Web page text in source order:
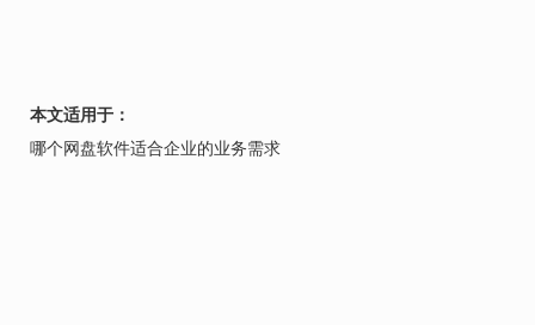
本文适用于：
哪个网盘软件适合企业的业务需求